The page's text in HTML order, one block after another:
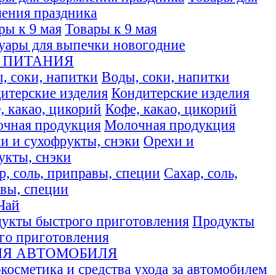
праздника
Товары к 9 мая
для выпечки новогодние
ПИТАНИЯ
Воды, соки, напитки
Кондитерские изделия
Кофе, какао, цикорий
Молочная продукция
Орехи и
снэки
Сахар, соль,
специи
Продукты
приготовления
АВТОМОБИЛЯ